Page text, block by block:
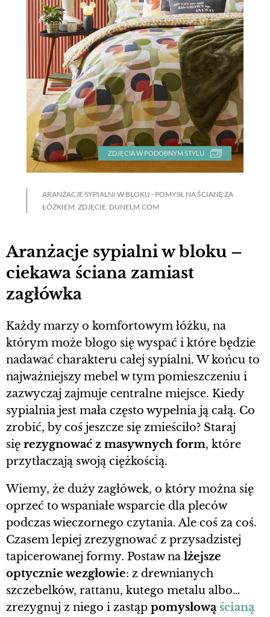
ZDJĘCIA W PODOBNYM STYLU
ARANŻACJE SYPIALNI W BLOKU - POMYSŁ NA ŚCIANĘ ZA
ŁÓŻKIEM, ZDJĘCIE: DUNELM.COM
Aranżacje sypialni w bloku –
ciekawa ściana zamiast
zagłówka
Każdy marzy o komfortowym łóżku, na
którym może błogo się wyspać i które będzie
nadawać charakteru całej sypialni. W końcu to
najważniejszy mebel w tym pomieszczeniu i
zazwyczaj zajmuje centralne miejsce. Kiedy
sypialnia jest mała często wypełnia ją całą. Co
zrobić, by coś jeszcze się zmieściło? Staraj
się rezygnować z masywnych form, które
przytłaczają swoją ciężkością.
Wiemy, że duży zagłówek, o który można się
oprzeć to wspaniałe wsparcie dla pleców
podczas wieczornego czytania. Ale coś za coś.
Czasem lepiej zrezygnować z przysadzistej
tapicerowanej formy. Postaw na lżejsze
optycznie wezgłowie: z drewnianych
szczebelków, rattanu, kutego metalu albo…
zrezygnuj z niego i zastąp pomysłową ścianą